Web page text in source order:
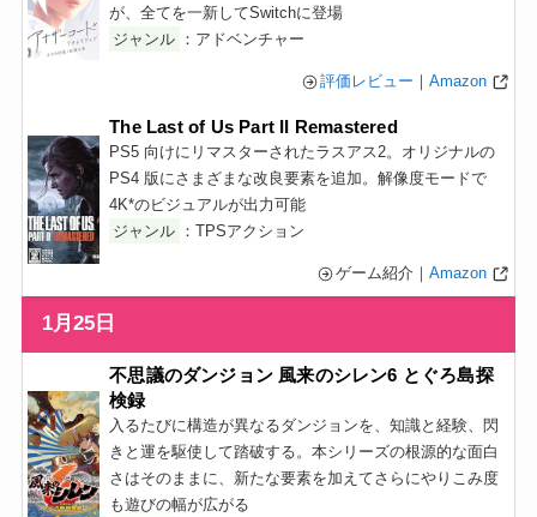
が、全てを一新してSwitchに登場
ジャンル ：アドベンチャー
評価レビュー ｜ Amazon
The Last of Us Part II Remastered
PS5 向けにリマスターされたラスアス2。オリジナルの
PS4 版にさまざまな改良要素を追加。解像度モードで
4K*のビジュアルが出力可能
ジャンル ：TPSアクション
ゲーム紹介｜ Amazon
1月25日
不思議のダンジョン 風来のシレン6 とぐろ島探
検録
入るたびに構造が異なるダンジョンを、知識と経験、閃
きと運を駆使して踏破する。本シリーズの根源的な面白
さはそのままに、新たな要素を加えてさらにやりこみ度
も遊びの幅が広がる